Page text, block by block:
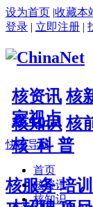
设为首页 |收藏本
登录 | 立即注册 |
核资讯 核
家视点
核知识 核
核 科 普
核服务 培
快捷导航
首页
核资讯
核知识